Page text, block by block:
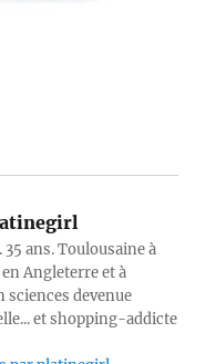
ans. Toulousaine à
Angleterre et à
sciences devenue
et shopping-addicte